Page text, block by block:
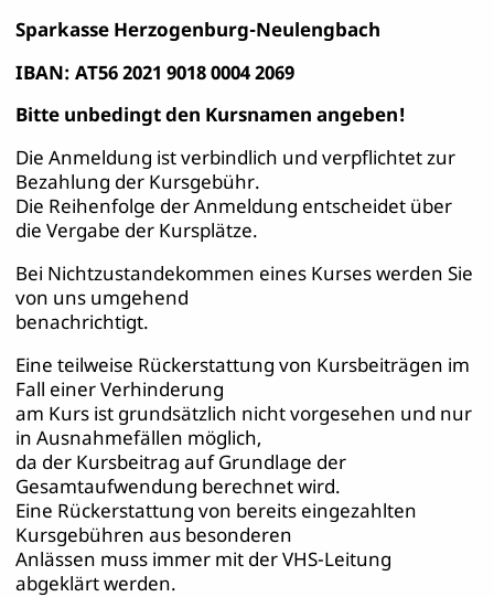
Sparkasse Herzogenburg-Neulengbach
IBAN: AT56 2021 9018 0004 2069
Bitte unbedingt den Kursnamen angeben!
Die Anmeldung ist verbindlich und verpflichtet zur
Bezahlung der Kursgebühr.
Die Reihenfolge der Anmeldung entscheidet über
die Vergabe der Kursplätze.
Bei Nichtzustandekommen eines Kurses werden Sie
von uns umgehend
benachrichtigt.
Eine teilweise Rückerstattung von Kursbeiträgen im
Fall einer Verhinderung
am Kurs ist grundsätzlich nicht vorgesehen und nur
in Ausnahmefällen möglich,
da der Kursbeitrag auf Grundlage der
Gesamtaufwendung berechnet wird.
Eine Rückerstattung von bereits eingezahlten
Kursgebühren aus besonderen
Anlässen muss immer mit der VHS-Leitung
abgeklärt werden.